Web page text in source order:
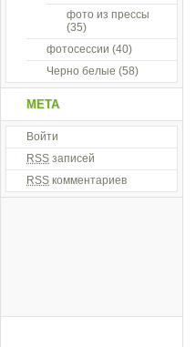
фото из прессы
(35)
фотосессии (40)
Черно белые (58)
МЕТА
Войти
RSS записей
RSS комментариев